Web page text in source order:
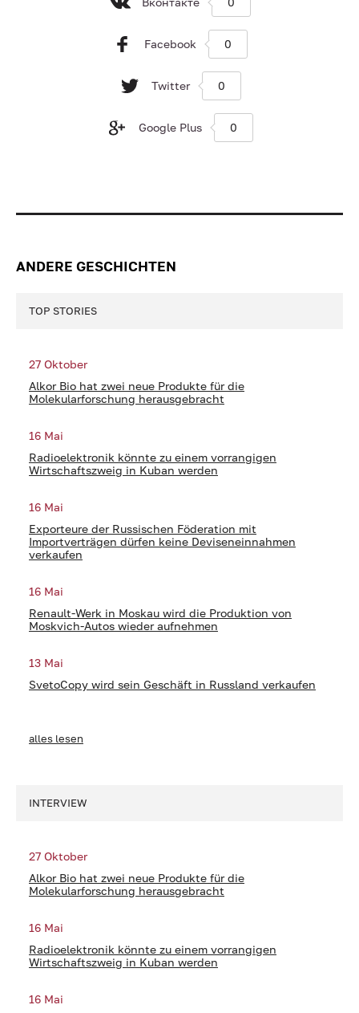
Facebook 0
Twitter 0
Google Plus 0
ANDERE GESCHICHTEN
TOP STORIES
27 Oktober
Alkor Bio hat zwei neue Produkte für die
Molekularforschung herausgebracht
16 Mai
Radioelektronik könnte zu einem vorrangigen
Wirtschaftszweig in Kuban werden
16 Mai
Exporteure der Russischen Föderation mit
Importverträgen dürfen keine Deviseneinnahmen
verkaufen
16 Mai
Renault-Werk in Moskau wird die Produktion von
Moskvich-Autos wieder aufnehmen
13 Mai
SvetoCopy wird sein Geschäft in Russland verkaufen
alles lesen
INTERVIEW
27 Oktober
Alkor Bio hat zwei neue Produkte für die
Molekularforschung herausgebracht
16 Mai
Radioelektronik könnte zu einem vorrangigen
Wirtschaftszweig in Kuban werden
16 Mai